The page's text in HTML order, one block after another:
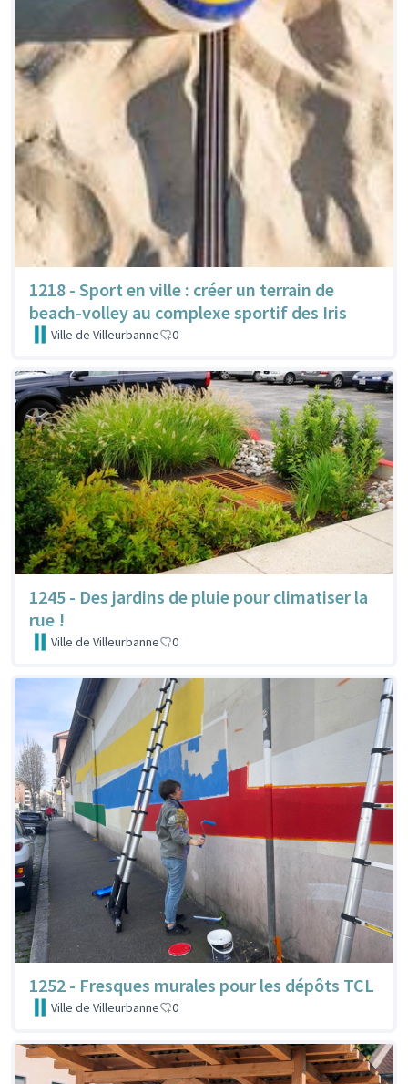
1218 - Sport en ville : créer un terrain de
beach-volley au complexe sportif des Iris
Ville de Villeurbanne 0
1245 - Des jardins de pluie pour climatiser la
rue !
Ville de Villeurbanne 0
1252 - Fresques murales pour les dépôts TCL
Ville de Villeurbanne 0